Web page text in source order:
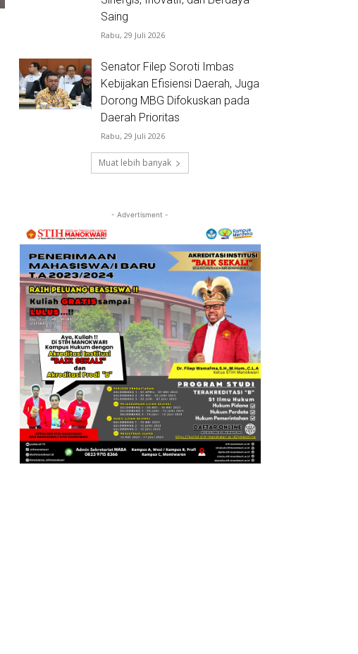
Saing
Rabu, 29 Juli 2026
Senator Filep Soroti Imbas
Kebijakan Efisiensi Daerah, Juga
Dorong MBG Difokuskan pada
Daerah Prioritas
Rabu, 29 Juli 2026
Muat lebih banyak
- Advertisment -